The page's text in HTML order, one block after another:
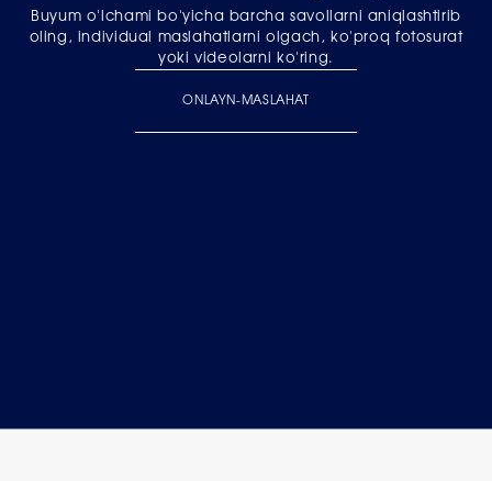
Buyum o'lchami bo'yicha barcha savollarni aniqlashtirib
oling, individual maslahatlarni olgach, ko'proq fotosurat
yoki videolarni ko'ring.
ONLAYN-MASLAHAT